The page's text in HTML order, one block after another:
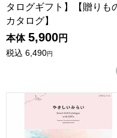
タログギフト】【贈りも
カタログ】
本体 5,900円
税込 6,490円
やさしいみらい ひらり